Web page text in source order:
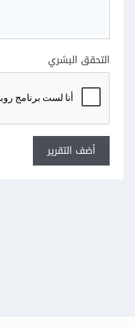
التحقق البشري
أضف التقرير